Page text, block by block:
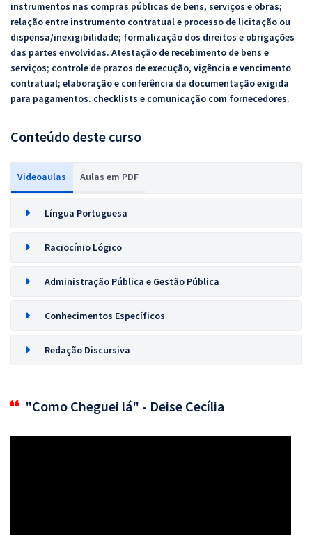
instrumentos nas compras públicas de bens, serviços e obras;
relação entre instrumento contratual e processo de licitação ou
dispensa/inexigibilidade; formalização dos direitos e obrigações
das partes envolvidas. Atestação de recebimento de bens e
serviços; controle de prazos de execução, vigência e vencimento
contratual; elaboração e conferência da documentação exigida
para pagamentos. checklists e comunicação com fornecedores.
Conteúdo deste curso
Videoaulas Aulas em PDF
Língua Portuguesa
Raciocínio Lógico
Administração Pública e Gestão Pública
Conhecimentos Específicos
Redação Discursiva
"Como Cheguei lá" - Deise Cecília